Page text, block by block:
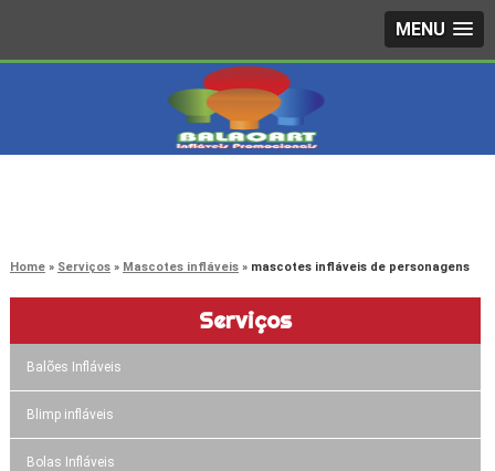
MENU
Home Serviços Mascotes infláveis mascotes infláveis de personagens
Serviços
Balões Infláveis
Blimp infláveis
Bolas Infláveis